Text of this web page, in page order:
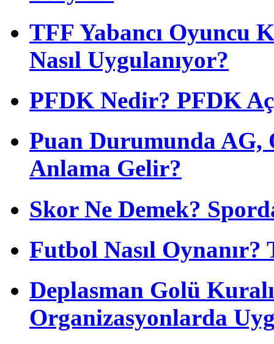
TFF Yabancı Oyuncu
Nasıl Uygulanıyor?
PFDK Nedir? PFDK
Puan Durumunda AG,
Anlama Gelir?
Skor Ne Demek?
Futbol Nasıl
Deplasman Golü
Organizasyonlarda